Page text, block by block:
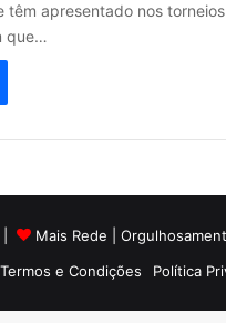
têm apresentado nos torneios
que…
| Mais Rede |
Termos e Condições Política